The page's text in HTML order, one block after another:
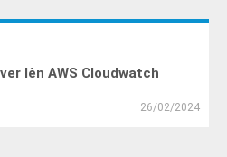
lên AWS Cloudwatch
26/02/2024